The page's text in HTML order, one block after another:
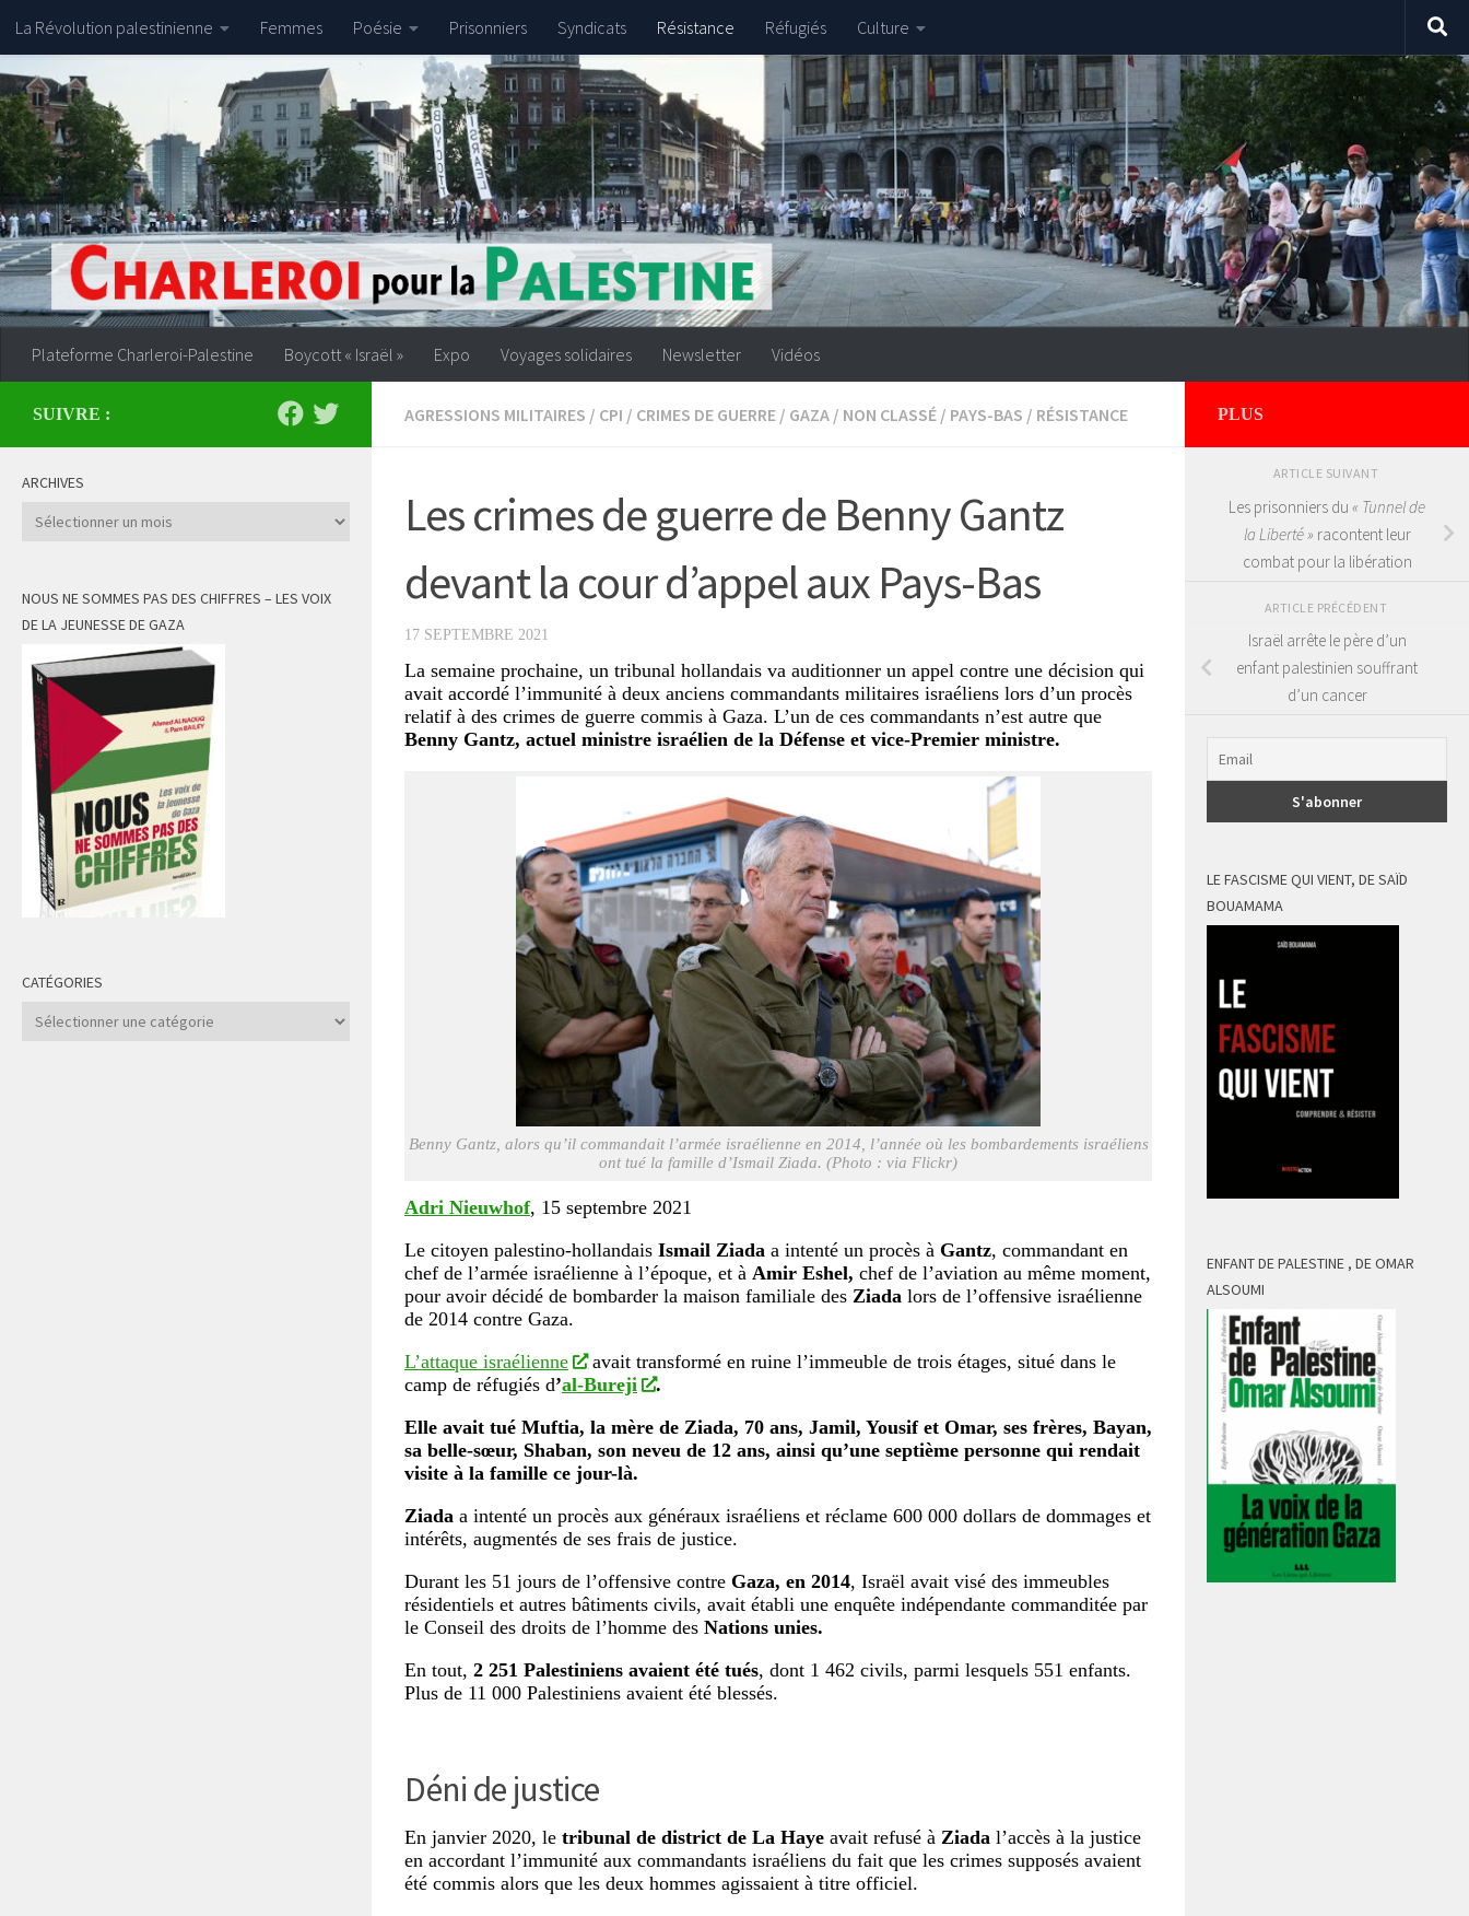
Skip to content
La Révolution palestinienne Femmes Poésie Prisonniers Syndicats Résistance Réfugiés Culture
Plateforme Charleroi-Palestine Boycott « Israël » Expo Voyages solidaires Newsletter Vidéos
AGRESSIONS MILITAIRES / CPI / CRIMES DE GUERRE / GAZA / NON CLASSÉ / PAYS-BAS / RÉSISTANCE
Les crimes de guerre de Benny Gantz
devant la cour d’appel aux Pays-Bas
17 SEPTEMBRE 2021
La semaine prochaine, un tribunal hollandais va auditionner un appel contre une décision qui
avait accordé l’immunité à deux anciens commandants militaires israéliens lors d’un procès
relatif à des crimes de guerre commis à Gaza. L’un de ces commandants n’est autre que
Benny Gantz, actuel ministre israélien de la Défense et vice-Premier ministre.
Benny Gantz, alors qu’il commandait l’armée israélienne en 2014, l’année où les bombardements israéliens
ont tué la famille d’Ismail Ziada. (Photo : via Flickr)
Adri Nieuwhof, 15 septembre 2021
Le citoyen palestino-hollandais Ismail Ziada a intenté un procès à Gantz, commandant en
chef de l’armée israélienne à l’époque, et à Amir Eshel, chef de l’aviation au même moment,
pour avoir décidé de bombarder la maison familiale des Ziada lors de l’offensive israélienne
de 2014 contre Gaza.
L’attaque israélienne
avait transformé en ruine l’immeuble de trois étages, situé dans le
camp de réfugiés d’al-Bureji
.
Elle avait tué Muftia, la mère de Ziada, 70 ans, Jamil, Yousif et Omar, ses frères, Bayan,
sa belle-sœur, Shaban, son neveu de 12 ans, ainsi qu’une septième personne qui rendait
visite à la famille ce jour-là.
Ziada a intenté un procès aux généraux israéliens et réclame 600 000 dollars de dommages et
intérêts, augmentés de ses frais de justice.
Durant les 51 jours de l’offensive contre Gaza, en 2014, Israël avait visé des immeubles
résidentiels et autres bâtiments civils, avait établi une enquête indépendante commanditée par
le Conseil des droits de l’homme des Nations unies.
En tout, 2 251 Palestiniens avaient été tués, dont 1 462 civils, parmi lesquels 551 enfants.
Plus de 11 000 Palestiniens avaient été blessés.
Déni de justice
En janvier 2020, le tribunal de district de La Haye avait refusé à Ziada l’accès à la justice
en accordant l’immunité aux commandants israéliens du fait que les crimes supposés avaient
été commis alors que les deux hommes agissaient à titre officiel.
SUIVRE :
ARCHIVES
Archives
NOUS NE SOMMES PAS DES CHIFFRES – LES VOIX
DE LA JEUNESSE DE GAZA
CATÉGORIES
Catégories
PLUS
ARTICLE SUIVANT
Les prisonniers du « Tunnel de
la Liberté » racontent leur
combat pour la libération
ARTICLE PRÉCÉDENT
Israël arrête le père d’un
enfant palestinien souffrant
d’un cancer
LE FASCISME QUI VIENT, DE SAÏD
BOUAMAMA
ENFANT DE PALESTINE , DE OMAR
ALSOUMI